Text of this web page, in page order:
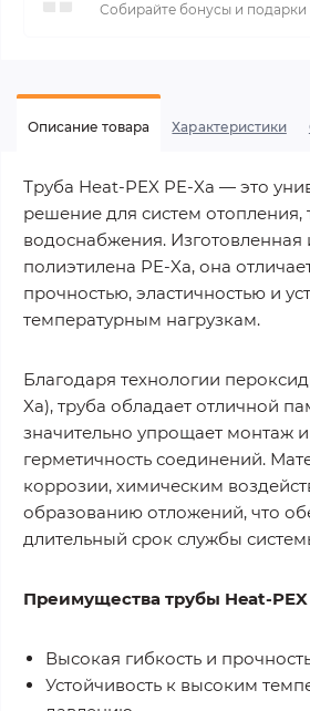
Собирайте бонусы и подарки
Описание товара Характеристики
Труба Heat-PEX PE-Xa — это
решение для систем отопления,
водоснабжения. Изготовленная
полиэтилена PE-Xa, она
прочностью, эластичностью и
температурным нагрузкам.
Благодаря технологии
Xa), труба обладает отличной
значительно упрощает монтаж
герметичность соединений.
коррозии, химическим
образованию отложений, что
длительный срок службы
Преимущества трубы Heat-PEX
Высокая гибкость и
Устойчивость к высоким